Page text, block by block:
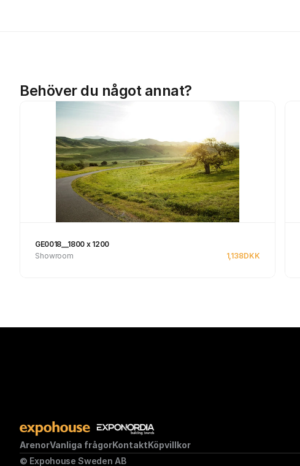
Behöver du något annat?
GE0018__1800 x 1200
Showroom
1,138DKK
ArenorVanliga frågorKontaktKöpvillkor
© Expohouse Sweden AB